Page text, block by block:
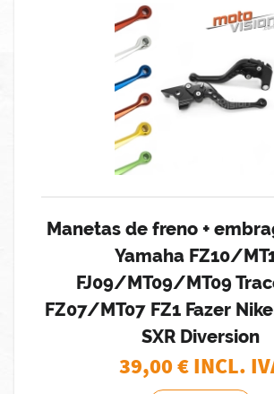
Manetas de freno +
Yamaha FZ10/
FJ09/MT09/MT09
FZ07/MT07 FZ1 Fazer
SXR Diversion
39,00€ INCL.